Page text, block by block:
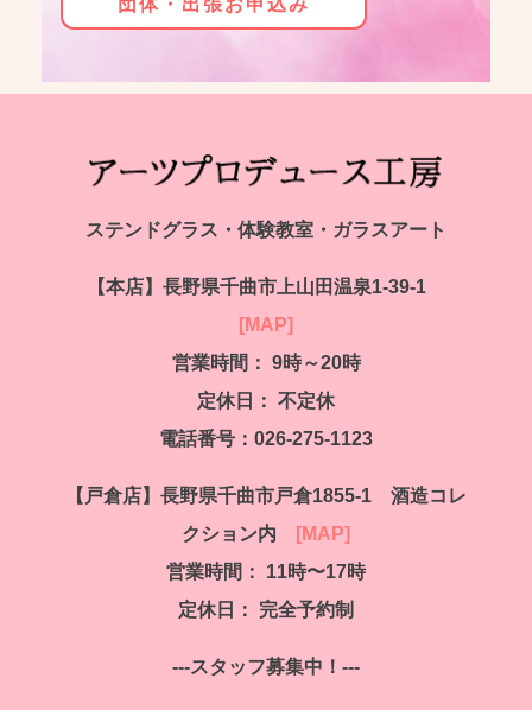
ステンドグラス・体験教室・ガラスアート
【本店】 長野県千曲市上山田温泉1-39-1
[MAP]
営業時間： 9時～20時
定休日： 不定休
電話番号：026-275-1123
【戸倉店】 長野県千曲市戸倉1855-1 酒造コレ
クション内
[MAP]
営業時間： 11時〜17時
定休日： 完全予約制
---スタッフ募集中！---